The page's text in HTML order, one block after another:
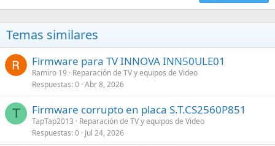
Temas similares
Firmware para TV INNOVA INN50ULE01
Ramiro 19
Reparación de TV y equipos de Video
Respuestas 0 Abr 8, 2026
T Firmware corrupto en placa S.T.CS2560P851
TapTap2013
Reparación de TV y equipos de Video
Respuestas 0 Jul 24, 2026